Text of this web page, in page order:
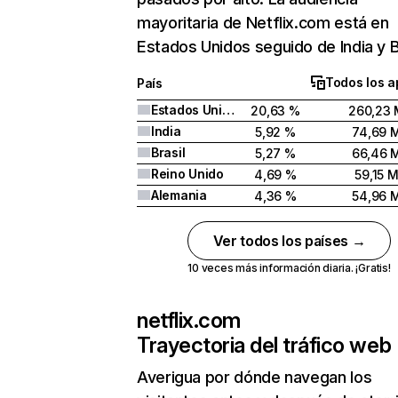
mayoritaria de Netflix.com está en
Estados Unidos seguido de India y
País
Todos los
Estados Unidos
20,63 %
260,23
India
5,92 %
74,69
Brasil
5,27 %
66,46
Reino Unido
4,69 %
59,15 M
Alemania
4,36 % 54,96
Ver todos los países →
10 veces más información diaria. ¡Gratis!
netflix.com
Trayectoria del tráfico web
Averigua por dónde navegan los